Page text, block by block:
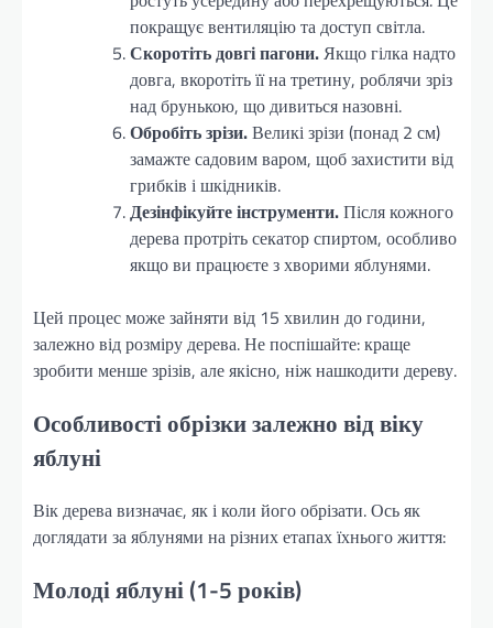
покращує вентиляцію та доступ світла.
Скоротіть довгі пагони.Якщо гілка надто
довга, вкоротіть її на третину, роблячи зріз
над брунькою, що дивиться назовні.
Обробіть зрізи.Великі зрізи (понад 2 см)
замажте садовим варом, щоб захистити від
грибків і шкідників.
Дезінфікуйте інструменти.Після кожного
дерева протріть секатор спиртом, особливо
якщо ви працюєте з хворими яблунями.
Цей процес може зайняти від 15 хвилин до години,
залежно від розміру дерева. Не поспішайте: краще
зробити менше зрізів, але якісно, ніж нашкодити дереву.
Особливості обрізки залежно від віку
яблуні
Вік дерева визначає, як і коли його обрізати. Ось як
доглядати за яблунями на різних етапах їхнього життя:
Молоді яблуні (1-5 років)